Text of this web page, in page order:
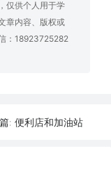
仅供个人用于学
章内容、版权或
：18923725282
: 便利店和加油站